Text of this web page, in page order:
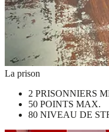
La prison
2 PRISONNIERS
50 POINTS MAX.
80 NIVEAU DE